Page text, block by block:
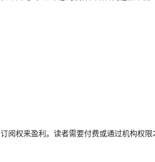
权来盈利。读者需要付费或通过机构权限